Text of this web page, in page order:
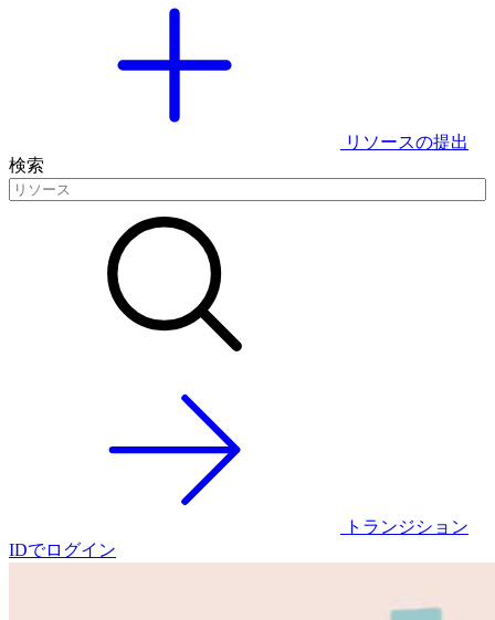
リソースの提出
検索
トランジション
IDでログイン